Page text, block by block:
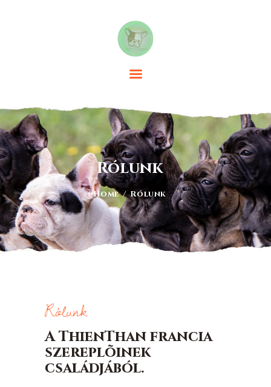
Rólunk
Home Rólunk
SZUKÁK
KÖLYKÖK
RÓLUNK
KIÁLLÍTÁSOK
HIVATKOZÁSOK
GALÉRIA
KAPCSOLAT
NYELV:
Rólunk
A ThienThan francia
szereplõinek
családjából.